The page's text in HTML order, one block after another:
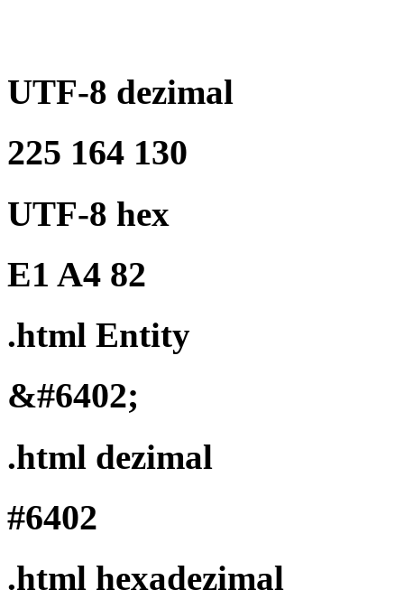
UTF-8 dezimal
225 164 130
UTF-8 hex
E1 A4 82
.html Entity
&#6402;
.html dezimal
#6402
.html hexadezimal